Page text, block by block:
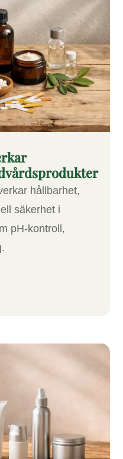
hållbarhet,
säkerhet i
pH-kontroll,